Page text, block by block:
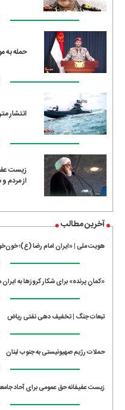
حمله به
انتشار
زیست
از مردم
آخرین مطالب
هویت ملی | «ایران امام رضا (ع)؛
«کمانِ پرنده» برای شکار کروزها به
تبعات جنگ | تخفیف دهی نفتی ریاض
حملات رژیم صهیونیستی به جنوب لبنان
زیست عفیفانه حق عمومی برای آحاد